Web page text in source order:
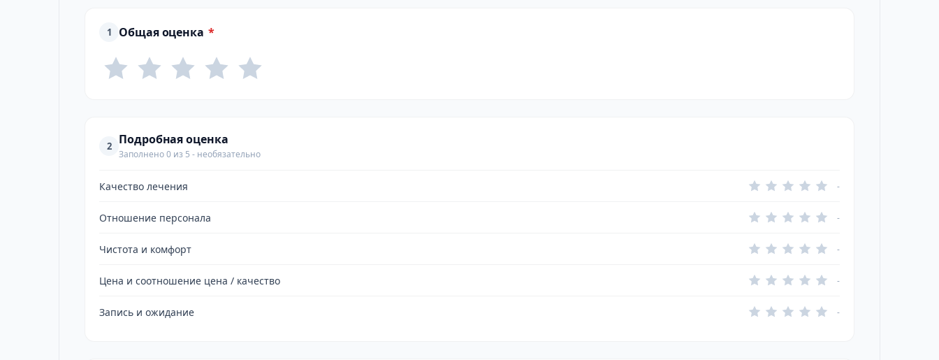
1 Общая оценка *
2 Подробная оценка
Заполнено 0 из 5 - необязательно
Качество лечения -
Отношение персонала -
Чистота и комфорт -
Цена и соотношение цена / качество -
Запись и ожидание -